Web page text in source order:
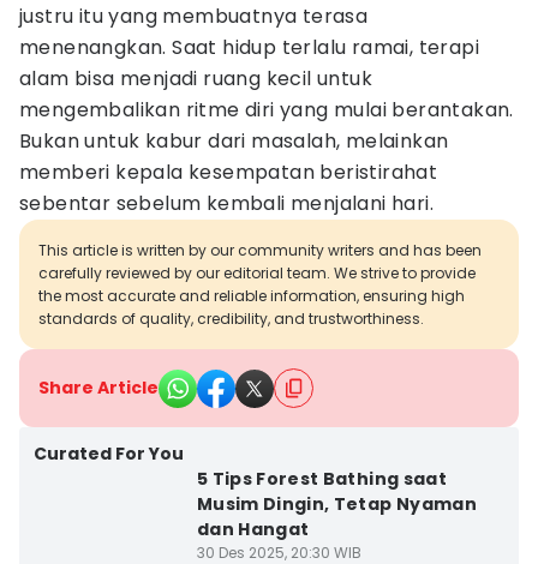
justru itu yang membuatnya terasa
menenangkan. Saat hidup terlalu ramai, terapi
alam bisa menjadi ruang kecil untuk
mengembalikan ritme diri yang mulai berantakan.
Bukan untuk kabur dari masalah, melainkan
memberi kepala kesempatan beristirahat
sebentar sebelum kembali menjalani hari.
This article is written by our community writers and has been
carefully reviewed by our editorial team. We strive to provide
the most accurate and reliable information, ensuring high
standards of quality, credibility, and trustworthiness.
Share Article
Curated For You
5 Tips Forest Bathing saat
Musim Dingin, Tetap Nyaman
dan Hangat
30 Des 2025, 20:30 WIB